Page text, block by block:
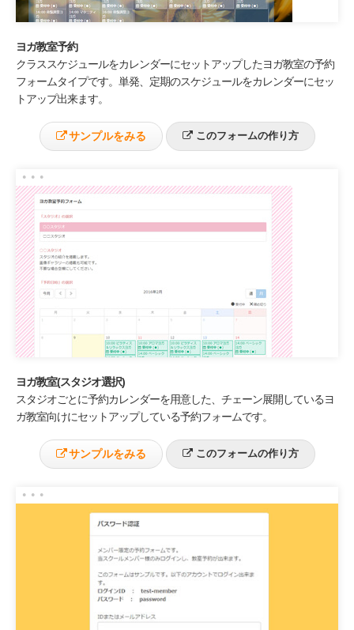
ヨガ教室予約
クラススケジュールをカレンダーにセットアップしたヨガ教室の予約
フォームタイプです。単発、定期のスケジュールをカレンダーにセッ
トアップ出来ます。
サンプルをみる このフォームの作り方
ヨガ教室(スタジオ選択)
スタジオごとに予約カレンダーを用意した、チェーン展開しているヨ
ガ教室向けにセットアップしている予約フォームです。
サンプルをみる このフォームの作り方